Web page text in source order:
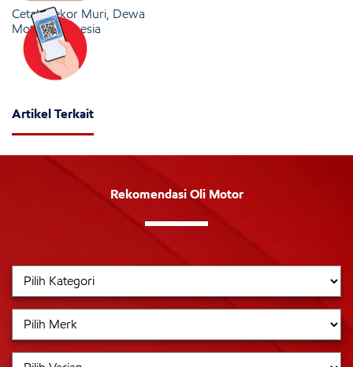
Cetak Rekor Muri, Dewa
Motor Indonesia
Artikel Terkait
Rekomendasi Oli Motor